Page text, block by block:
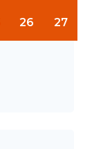
26 27